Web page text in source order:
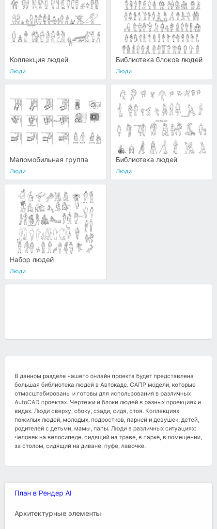
Коллекция людей
Люди
Библиотека блоков людей
Люди
Маломобильная группа
Люди
Библиотека людей
Люди
Набор людей
Люди
В данном разделе нашего онлайн проекта будет представлена
большая библиотека людей в Автокаде. САПР модели, которые
отмасштабированы и готовы для использования в различных
AutoCAD проектах. Чертежи и блоки людей в разных проекциях и
видах. Люди сверху, сбоку, сзади, сидя, стоя. Коллекциях
пожилых людей, молодых, подростков, парней и девушек, детей,
родителей с детьми, мамы, папы. Люди в различных ситуациях:
человек на велосипеде, сидящий на траве, в парке, в помещении,
за столом, сидящий на диване, пуфе, лавочке.
План в Рендер AI
Архитектурные элементы